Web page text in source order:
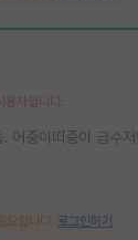
용자입니다.
어중이떠중이 금수
요합니다. 로그인하기